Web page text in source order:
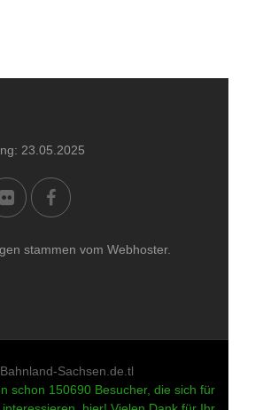
23.05.2025
stammen vom Webhoster.
Sachsen.de.tl
schon 150690 Besucher, die sich für